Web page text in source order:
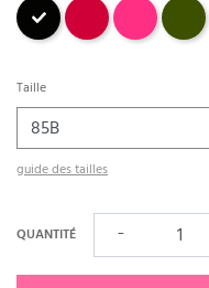
Noir tango fuchsia avocat
Taille
guide des tailles
QUANTITÉ −